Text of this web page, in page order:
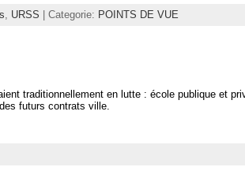
URSS | Categorie: POINTS DE VUE
traditionnellement en lutte : école publique et
futurs contrats ville.